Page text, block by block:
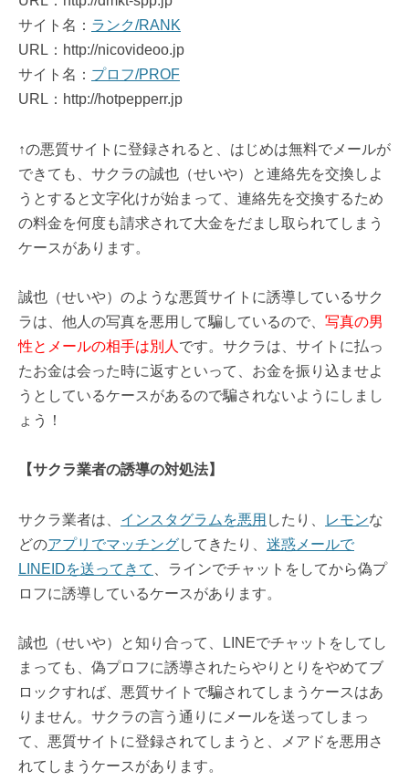
サイト名： ランク/RANK
URL：http://nicovideoo.jp
サイト名： プロフ/PROF
URL：http://hotpepperr.jp
↑の悪質サイトに登録されると、はじめは無料でメールが
できても、サクラの誠也（せいや）と連絡先を交換しよ
うとすると文字化けが始まって、連絡先を交換するため
の料金を何度も請求されて大金をだまし取られてしまう
ケースがあります。
誠也（せいや）のような悪質サイトに誘導しているサク
ラは、他人の写真を悪用して騙しているので、 写真の男
性とメールの相手は別人 です。サクラは、サイトに払っ
たお金は会った時に返すといって、お金を振り込ませよ
うとしているケースがあるので騙されないようにしまし
ょう！
【サクラ業者の誘導の対処法】
サクラ業者は、 インスタグラムを悪用 したり、 レモンな
どのアプリでマッチングしてきたり、 迷惑メールで
LINEIDを送ってきて
、ラインでチャットをしてから偽プ
ロフに誘導しているケースがあります。
誠也（せいや）と知り合って、LINEでチャットをしてし
まっても、偽プロフに誘導されたらやりとりをやめてブ
ロックすれば、悪質サイトで騙されてしまうケースはあ
りません。サクラの言う通りにメールを送ってしまっ
て、悪質サイトに登録されてしまうと、メアドを悪用さ
れてしまうケースがあります。